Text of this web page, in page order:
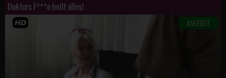
Doktors F***e heilt alles!
ANGEBOT